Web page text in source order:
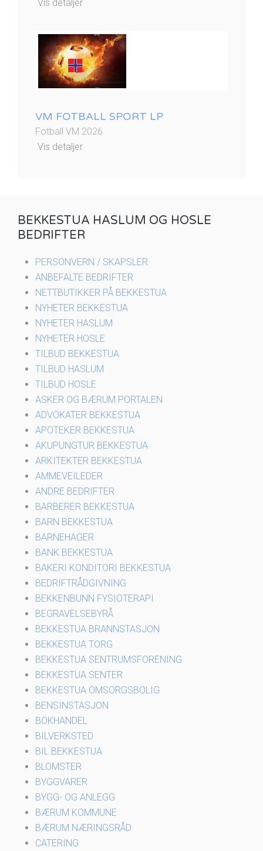
Vis detaljer
VM FOTBALL SPORT LP
Fotball VM 2026
Vis detaljer
BEKKESTUA HASLUM OG HOSLE
BEDRIFTER
PERSONVERN / SKAPSLER
ANBEFALTE BEDRIFTER
NETTBUTIKKER PÅ BEKKESTUA
NYHETER BEKKESTUA
NYHETER HASLUM
NYHETER HOSLE
TILBUD BEKKESTUA
TILBUD HASLUM
TILBUD HOSLE
ASKER OG BÆRUM PORTALEN
ADVOKATER BEKKESTUA
APOTEKER BEKKESTUA
AKUPUNGTUR BEKKESTUA
ARKITEKTER BEKKESTUA
AMMEVEILEDER
ANDRE BEDRIFTER
BARBERER BEKKESTUA
BARN BEKKESTUA
BARNEHAGER
BANK BEKKESTUA
BAKERI KONDITORI BEKKESTUA
BEDRIFTRÅDGIVNING
BEKKENBUNN FYSIOTERAPI
BEGRAVELSEBYRÅ
BEKKESTUA BRANNSTASJON
BEKKESTUA TORG
BEKKESTUA SENTRUMSFORENING
BEKKESTUA SENTER
BEKKESTUA OMSORGSBOLIG
BENSINSTASJON
BOKHANDEL
BILVERKSTED
BIL BEKKESTUA
BLOMSTER
BYGGVARER
BYGG- OG ANLEGG
BÆRUM KOMMUNE
BÆRUM NÆRINGSRÅD
CATERING